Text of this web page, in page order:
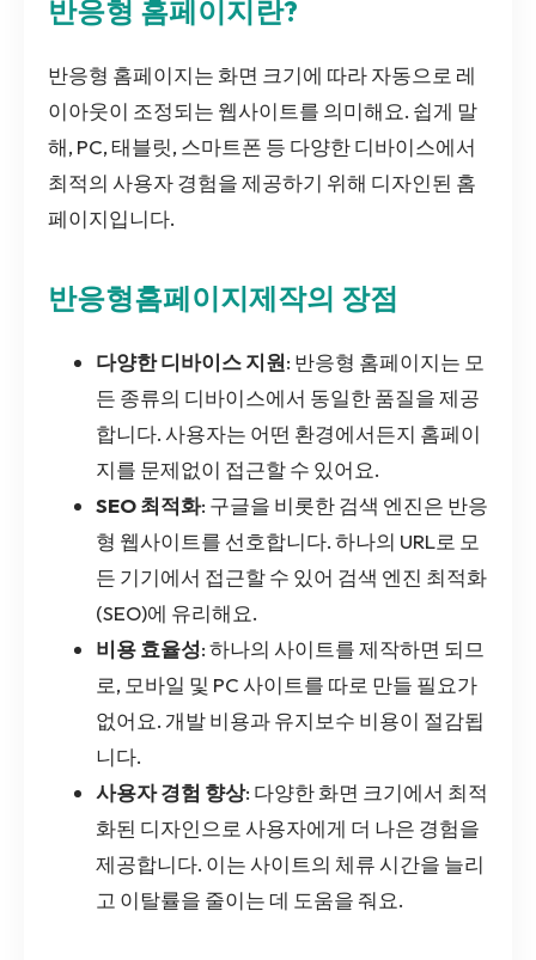
반응형 홈페이지란?
반응형 홈페이지는 화면 크기에 따라 자동으로 레
이아웃이 조정되는 웹사이트를 의미해요. 쉽게 말
해, PC, 태블릿, 스마트폰 등 다양한 디바이스에서
최적의 사용자 경험을 제공하기 위해 디자인된 홈
페이지입니다.
반응형홈페이지제작의 장점
다양한 디바이스 지원: 반응형 홈페이지는 모
든 종류의 디바이스에서 동일한 품질을 제공
합니다. 사용자는 어떤 환경에서든지 홈페이
지를 문제없이 접근할 수 있어요.
SEO 최적화: 구글을 비롯한 검색 엔진은 반응
형 웹사이트를 선호합니다. 하나의 URL로 모
든 기기에서 접근할 수 있어 검색 엔진 최적화
(SEO)에 유리해요.
비용 효율성: 하나의 사이트를 제작하면 되므
로, 모바일 및 PC 사이트를 따로 만들 필요가
없어요. 개발 비용과 유지보수 비용이 절감됩
니다.
사용자 경험 향상: 다양한 화면 크기에서 최적
화된 디자인으로 사용자에게 더 나은 경험을
제공합니다. 이는 사이트의 체류 시간을 늘리
고 이탈률을 줄이는 데 도움을 줘요.